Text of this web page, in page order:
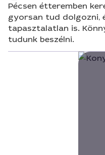
Pécsen étteremben
gyorsan tud dolgozni,
tapasztalatlan is.
tudunk beszélni.